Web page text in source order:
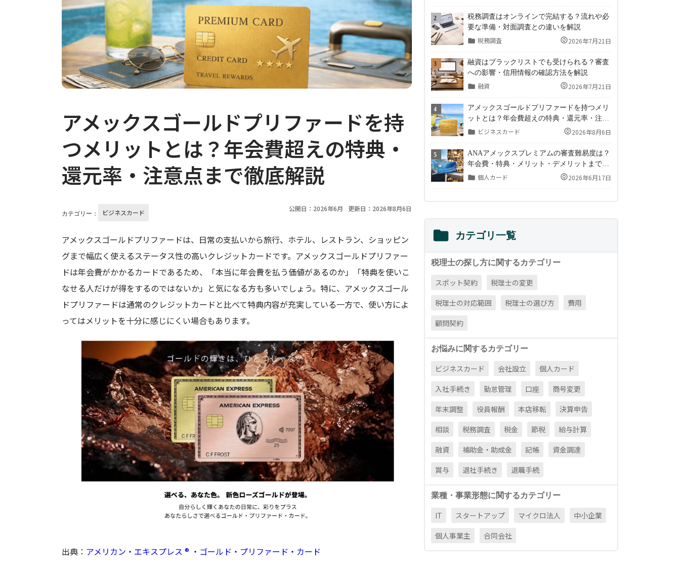
アメックスゴールドプリファードを持
つメリットとは？年会費超えの特典・
還元率・注意点まで徹底解説
カテゴリー： ビジネスカード 公開日：2026年6月 更新日：2026年8月6日
アメックスゴールドプリファードは、日常の支払いから旅行、ホテル、レストラン、ショッピン
グまで幅広く使えるステータス性の高いクレジットカードです。アメックスゴールドプリファー
ドは年会費がかかるカードであるため、「本当に年会費を払う価値があるのか」「特典を使いこ
なせる人だけが得をするのではないか」と気になる方も多いでしょう。特に、アメックスゴール
ドプリファードは通常のクレジットカードと比べて特典内容が充実している一方で、使い方によ
ってはメリットを十分に感じにくい場合もあります。
出典： アメリカン・エキスプレス ® ・ゴールド・プリファード・カード
2
税務調査はオンラインで完結する？流れや必
要な準備・対面調査との違いを解説
税務調査 2026年7月21日
3
融資はブラックリストでも受けられる？審査
への影響・信用情報の確認方法を解説
融資 2026年7月21日
4
アメックスゴールドプリファードを持つメリ
ットとは？年会費超えの特典・還元率・注意
点まで徹底解説
ビジネスカード 2026年8月6日
5
ANAアメックスプレミアムの審査難易度は？
年会費・特典・メリット・デメリットまで徹
底解説！
個人カード 2026年6月17日
カテゴリ一覧
税理士の探し方に関するカテゴリー
スポット契約
税理士の変更
税理士の対応範囲
税理士の選び方
費用
顧問契約
お悩みに関するカテゴリー
ビジネスカード 会社設立
個人カード
入社手続き
勤怠管理 口座
商号変更
年末調整
役員報酬 本店移転
決算申告
相談
税務調査 税金 節税
給与計算
融資
補助金・助成金 記帳
資金調達
賞与
退社手続き 退職手続
業種・事業形態に関するカテゴリー
IT スタートアップ マイクロ法人
中小企業
個人事業主
合同会社